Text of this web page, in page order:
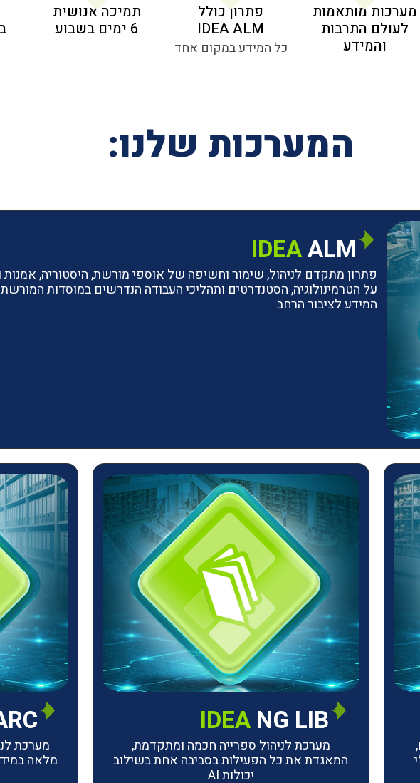
מערכות מותאמות
לעולם התרבות
והמידע
פתרון כולל
IDEA ALM
כל המידע במקום אחד
תמיכה אנושית
6 ימים בשבוע
המערכות שלנו:
IDEAALM
פתרון מתקדם לניהול, שימור וחשיפה של אוספי מורשת, היסטוריה, אמנות
על הטרמינולוגיה, הסטנדרטים ותהליכי העבודה הנדרשים במוסדות
המידע לציבור הרחב
IDEANG LIB
מערכת לניהול ספרייה חכמה ומתקדמת,
המאגדת את כל הפעילות בסביבה אחת בשילוב
יכולות AI
מערכת
מלאה